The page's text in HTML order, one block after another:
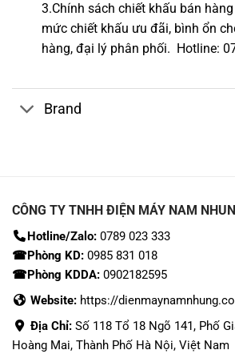
3.Chính sách chiết khấu bán
mức chiết khấu ưu đãi, bình ổn
hàng, đại lý phân phối. Hotline:
Brand
CÔNG TY TNHH ĐIỆN MÁY NAM
Hotline/Zalo:0789 023 333
☎Phòng KD: 0985 831 018
☎Phòng KDDA: 0902182595
Website: https://
Địa Chỉ: Số 118 Tổ 18 Ngõ 141, Phố
Hoàng Mai, Thành Phố Hà Nội, Việt Nam